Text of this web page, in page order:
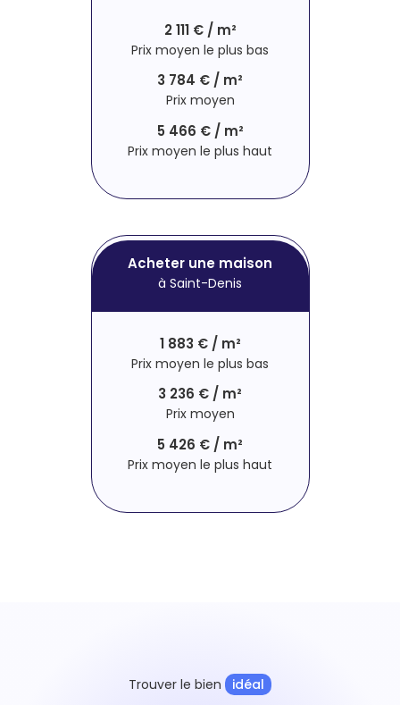
2 111 € / m²
Prix moyen le plus bas
3 784 € / m²
Prix moyen
5 466 € / m²
Prix moyen le plus haut
Acheter une maison
à Saint-Denis
1 883 € / m²
Prix moyen le plus bas
3 236 € / m²
Prix moyen
5 426 € / m²
Prix moyen le plus haut
Trouver le bien idéal